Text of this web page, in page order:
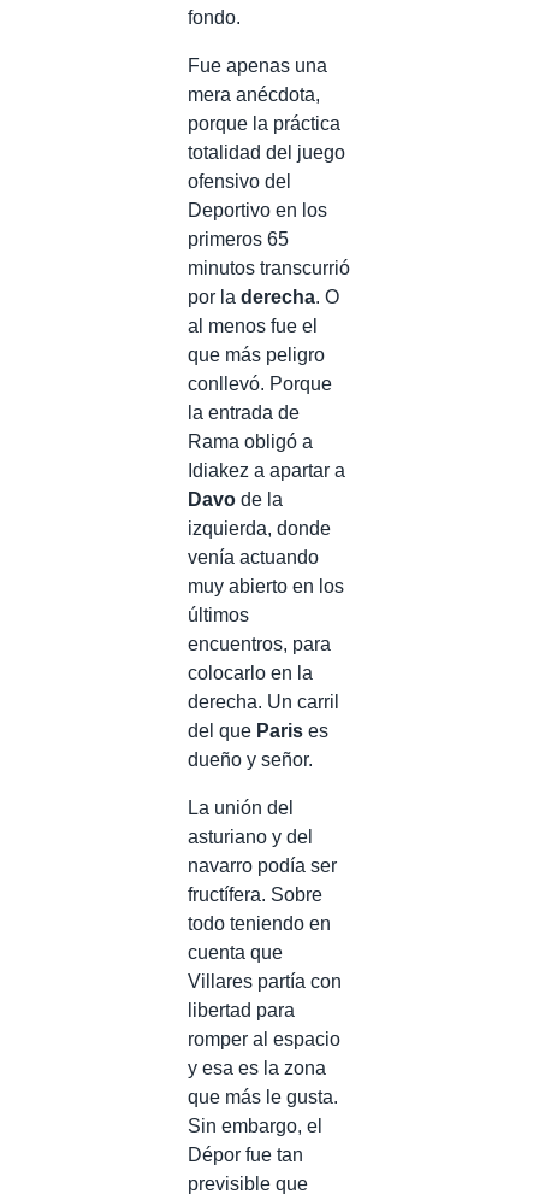
fondo.
Fue apenas una
mera anécdota,
porque la práctica
totalidad del juego
ofensivo del
Deportivo en los
primeros 65
minutos transcurrió
por la derecha. O
al menos fue el
que más peligro
conllevó. Porque
la entrada de
Rama obligó a
Idiakez a apartar a
Davo de la
izquierda, donde
venía actuando
muy abierto en los
últimos
encuentros, para
colocarlo en la
derecha. Un carril
del que Paris es
dueño y señor.
La unión del
asturiano y del
navarro podía ser
fructífera. Sobre
todo teniendo en
cuenta que
Villares partía con
libertad para
romper al espacio
y esa es la zona
que más le gusta.
Sin embargo, el
Dépor fue tan
previsible que